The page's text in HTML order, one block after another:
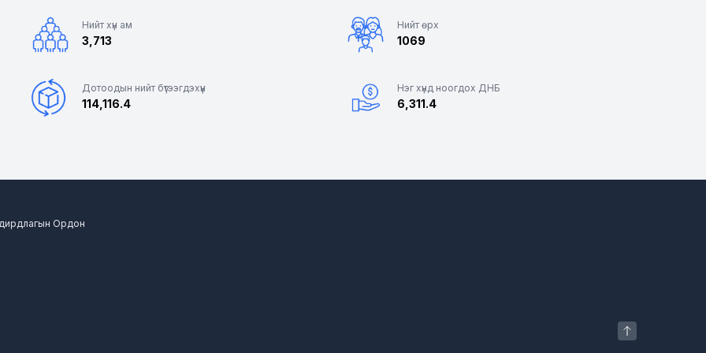
Нийт хүн ам
3,713
Нийт өрх
1069
Дотоодын нийт бүтээгдэхүүн
114,116.4
Нэг хүнд ноогдох ДНБ
6,311.4
Ордон